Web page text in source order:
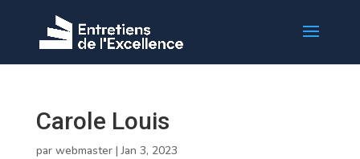
Carole Louis
par webmaster|Jan 3, 2023